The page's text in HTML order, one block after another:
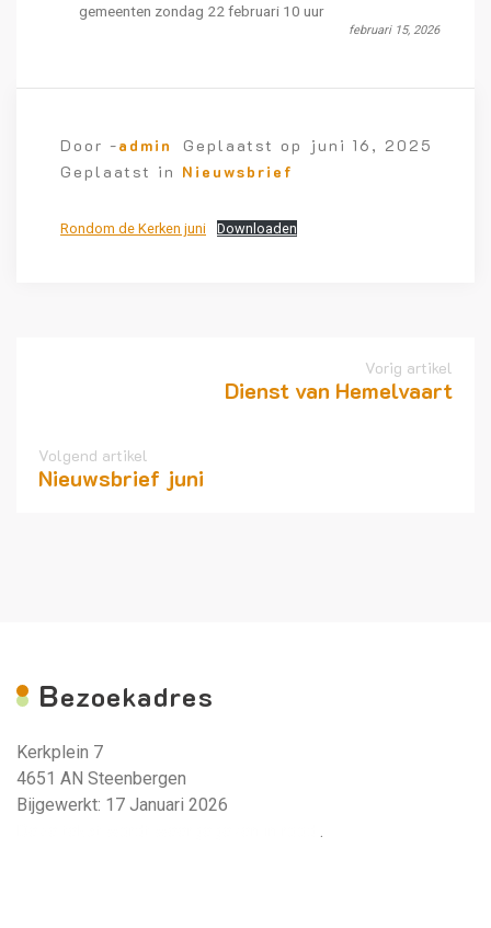
Door -admin Geplaatst op
juni 16, 2025
Geplaatst in Nieuwsbrief
Rondom de Kerken juni Downloaden
Vorig artikel
Dienst van Hemelvaart
Volgend artikel
Nieuwsbrief juni
gemeenten zondag 22 februari 10 uur
februari 15, 2026
Bezoekadres
Kerkplein 7
4651 AN Steenbergen
Bijgewerkt: 17 Januari 2026
.